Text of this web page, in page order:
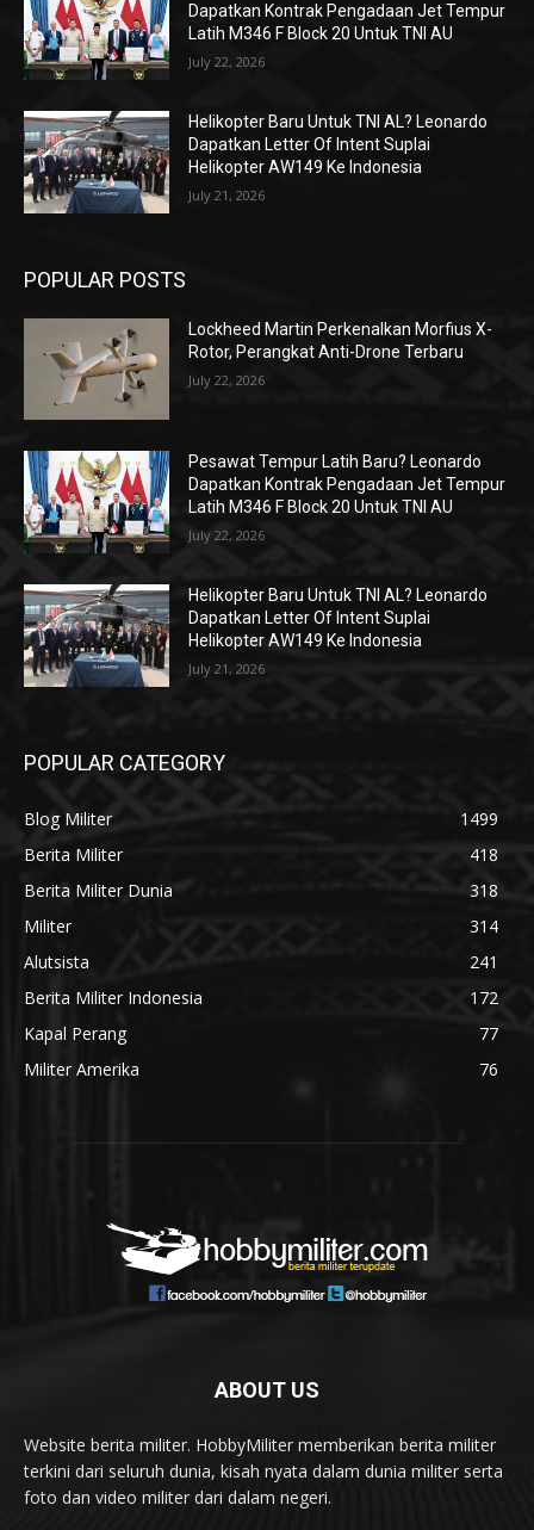
Dapatkan Kontrak Pengadaan Jet Tempur
Latih M346 F Block 20 Untuk TNI AU
July 22, 2026
Helikopter Baru Untuk TNI AL? Leonardo
Dapatkan Letter Of Intent Suplai
Helikopter AW149 Ke Indonesia
July 21, 2026
POPULAR POSTS
Lockheed Martin Perkenalkan Morfius X-
Rotor, Perangkat Anti-Drone Terbaru
July 22, 2026
Pesawat Tempur Latih Baru? Leonardo
Dapatkan Kontrak Pengadaan Jet Tempur
Latih M346 F Block 20 Untuk TNI AU
July 22, 2026
Helikopter Baru Untuk TNI AL? Leonardo
Dapatkan Letter Of Intent Suplai
Helikopter AW149 Ke Indonesia
July 21, 2026
POPULAR CATEGORY
Blog Militer
1499
Berita Militer
418
Berita Militer Dunia
318
Militer
314
Alutsista
241
Berita Militer Indonesia
172
Kapal Perang
77
Militer Amerika
76
ABOUT US
Website berita militer. HobbyMiliter memberikan berita militer
terkini dari seluruh dunia, kisah nyata dalam dunia militer serta
foto dan video militer dari dalam negeri.